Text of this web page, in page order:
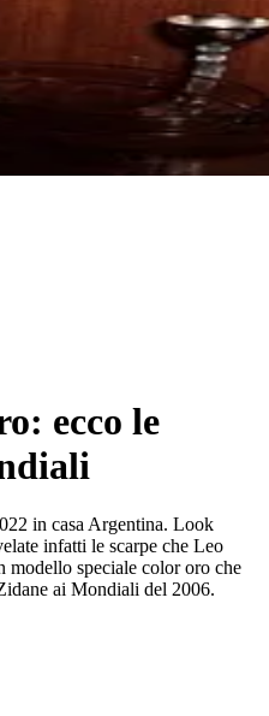
ecco le
in casa Argentina. Look
infatti le scarpe che Leo
speciale color oro che
ai Mondiali del 2006.